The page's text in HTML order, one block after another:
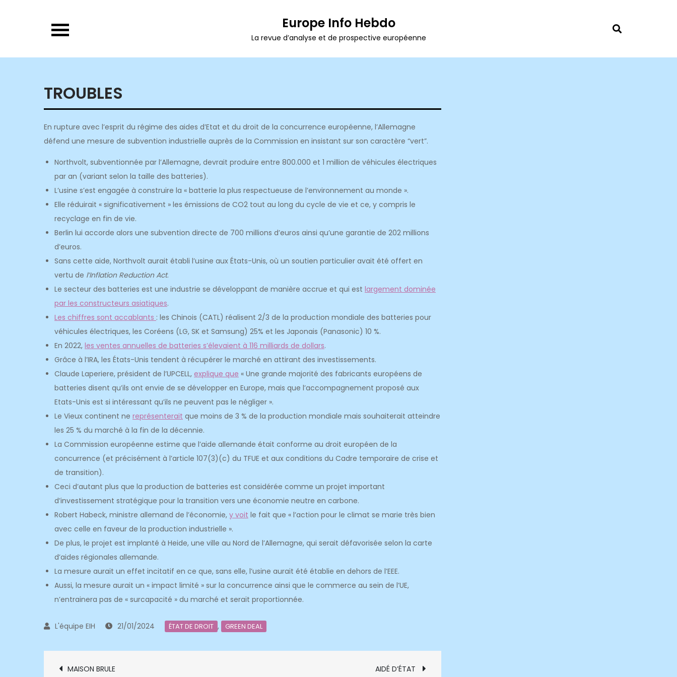
Europe Info Hebdo
La revue d’analyse et de prospective européenne
TROUBLES
En rupture avec l’esprit du régime des aides d’Etat et du droit de la concurrence européenne, l’Allemagne
défend une mesure de subvention industrielle auprès de la Commission en insistant sur son caractère “vert”.
Northvolt, subventionnée par l’Allemagne, devrait produire entre 800.000 et 1 million de véhicules électriques
par an (variant selon la taille des batteries).
L’usine s’est engagée à construire la « batterie la plus respectueuse de l’environnement au monde ».
Elle réduirait « significativement » les émissions de CO2 tout au long du cycle de vie et ce, y compris le
recyclage en fin de vie.
Berlin lui accorde alors une subvention directe de 700 millions d’euros ainsi qu’une garantie de 202 millions
d’euros.
Sans cette aide, Northvolt aurait établi l’usine aux États-Unis, où un soutien particulier avait été offert en
vertu de l’Inflation Reduction Act.
Le secteur des batteries est une industrie se développant de manière accrue et qui est largement dominée
par les constructeurs asiatiques.
Les chiffres sont accablants : les Chinois (CATL) réalisent 2/3 de la production mondiale des batteries pour
véhicules électriques, les Coréens (LG, SK et Samsung) 25% et les Japonais (Panasonic) 10 %.
En 2022, les ventes annuelles de batteries s’élevaient à 116 milliards de dollars.
Grâce à l’IRA, les États-Unis tendent à récupérer le marché en attirant des investissements.
Claude Laperiere, président de l’UPCELL, explique que « Une grande majorité des fabricants européens de
batteries disent qu’ils ont envie de se développer en Europe, mais que l’accompagnement proposé aux
Etats-Unis est si intéressant qu’ils ne peuvent pas le négliger ».
Le Vieux continent ne représenterait que moins de 3 % de la production mondiale mais souhaiterait atteindre
les 25 % du marché à la fin de la décennie.
La Commission européenne estime que l’aide allemande était conforme au droit européen de la
concurrence (et précisément à l’article 107(3)(c) du TFUE et aux conditions du Cadre temporaire de crise et
de transition).
Ceci d’autant plus que la production de batteries est considérée comme un projet important
d’investissement stratégique pour la transition vers une économie neutre en carbone.
Robert Habeck, ministre allemand de l’économie, y voit le fait que « l’action pour le climat se marie très bien
avec celle en faveur de la production industrielle ».
De plus, le projet est implanté à Heide, une ville au Nord de l’Allemagne, qui serait défavorisée selon la carte
d’aides régionales allemande.
La mesure aurait un effet incitatif en ce que, sans elle, l’usine aurait été établie en dehors de l’EEE.
Aussi, la mesure aurait un « impact limité » sur la concurrence ainsi que le commerce au sein de l’UE,
n’entrainera pas de « surcapacité » du marché et serait proportionnée.
21/01/2024 ÉTAT DE DROIT , GREEN DEAL
MAISON BRULE AIDÉ D’ÉTAT